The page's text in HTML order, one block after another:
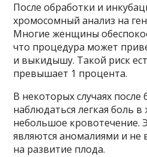
После обработки и
хромосомный анализ на
Многие женщины
что процедура может
и выкидышу. Такой риск
превышает 1 процента.
В некоторых случаях
наблюдаться легкая боль
небольшое кровотечение.
являются аномалиями и не
на развитие плода.